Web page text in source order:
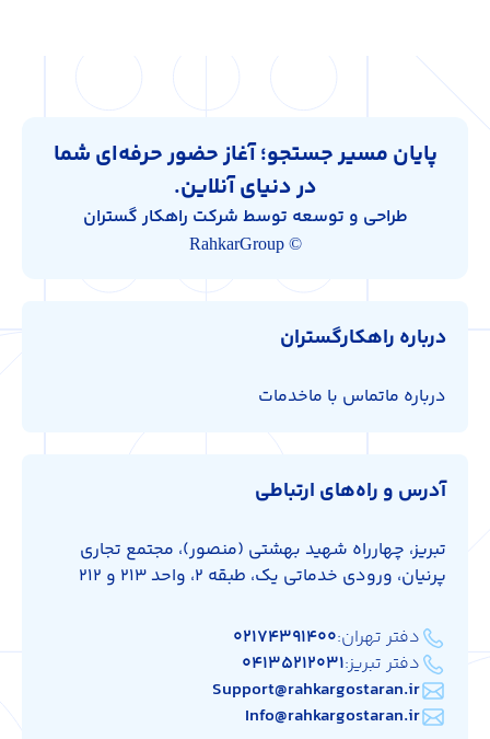
پایان مسیر جستجو؛ آغاز حضور حرفه‌ای شما
در دنیای آنلاین.
طراحی و توسعه توسط شرکت راهکار گستران
© RahkarGroup
درباره راهکارگستران
درباره ماتماس با ماخدمات
آدرس و راه‌های ارتباطی
تبریز، چهارراه شهید بهشتی (منصور)، مجتمع تجاری
پرنیان، ورودی خدماتی یک، طبقه 2، واحد 213 و 212
دفتر تهران:۰۲۱۷۴۳۹۱۴۰۰
دفتر تبریز:۰۴۱۳۵۲۱۲۰۳۱
Support@rahkargostaran.ir
Info@rahkargostaran.ir